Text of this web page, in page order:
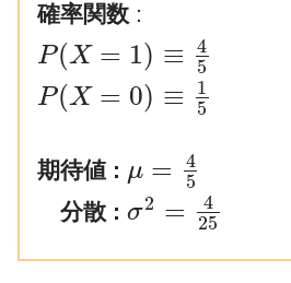
確率関数 :
P(X = 1) ≡ 4
5
P(X = 0) ≡
1
5
期待値 : μ =
4
5
分散 : σ2 =
4
25